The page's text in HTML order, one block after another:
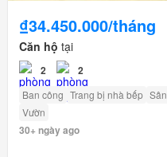
₫34.450.000/tháng
Căn hộ tại
2 2
Ban công Trang bị nhà bếp Sân
Vườn
30+ ngày ago